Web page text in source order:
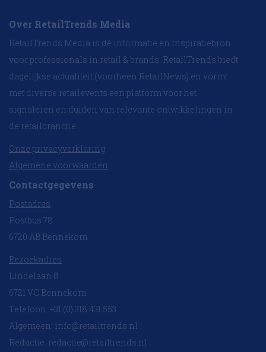
Over RetailTrends Media
RetailTrends Media is dé informatie en inspiratiebron
voor professionals in retail & brands. RetailTrends biedt
dagelijkse actualiteit (voorheen RetailNews) en vormt
met diverse retailevents een platform voor het
signaleren en duiden van relevante ontwikkelingen in
de retailbranche.
Onze privacyverklaring
Algemene voorwaarden
Contactgegevens
Postadres
Postbus 78
6720 AB Bennekom
Bezoekadres
Lindelaan 8
6721 VC Bennekom
Telefoon: +31 (0) 318 431 553
Algemeen: info@retailtrends.nl
Redactie: redactie@retailtrends.nl